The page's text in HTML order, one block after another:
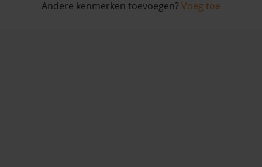
Andere kenmerken toevoegen? Voeg toe